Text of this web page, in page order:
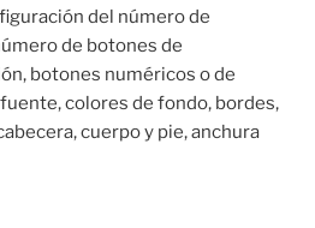
del número de
de botones de
botones numéricos o de
colores de fondo, bordes,
cuerpo y pie, anchura